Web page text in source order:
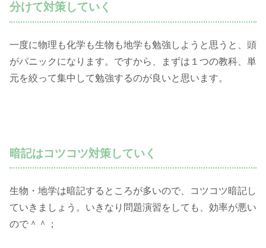
分けて対策していく
一度に物理も化学も生物も地学も勉強しようと思うと、頭
がパニックになります。ですから、まずは１つの教科、単
元を絞って集中して勉強するのが良いと思います。
暗記はコツコツ対策していく
生物・地学は暗記するところが多いので、コツコツ暗記し
ていきましょう。いきなり問題演習をしても、効率が悪い
ので＾＾；